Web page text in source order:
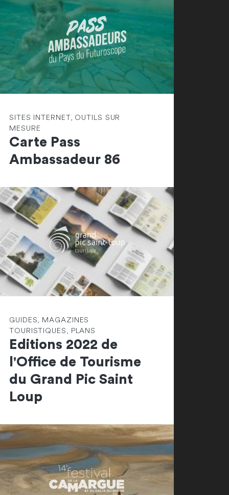
SITES INTERNET, OUTILS SUR
MESURE
Carte Pass
Ambassadeur 86
GUIDES, MAGAZINES
TOURISTIQUES, PLANS
Editions 2022 de
l'Office de Tourisme
du Grand Pic Saint
Loup